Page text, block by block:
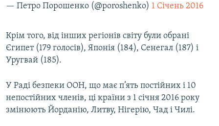
— Петро Порошенко (@poroshenko) 1 Січень 2016
Крім того, від інших регіонів світу були обрані
Єгипет (179 голосів), Японія (184), Сенегал (187) і
Уругвай (185).
У Раді безпеки ООН, що має п’ять постійних і 10
непостійних членів, ці країни з 1 січня 2016 року
змінюють Йорданію, Литву, Нігерію, Чад і Чилі.